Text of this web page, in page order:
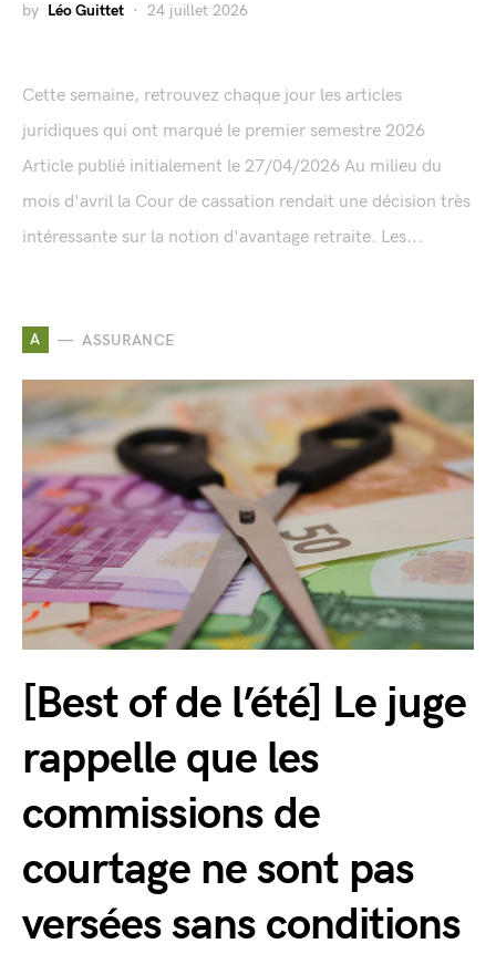
by Léo Guittet 24 juillet 2026
Cette semaine, retrouvez chaque jour les articles
juridiques qui ont marqué le premier semestre 2026
Article publié initialement le 27/04/2026 Au milieu du
mois d'avril la Cour de cassation rendait une décision très
intéressante sur la notion d'avantage retraite. Les...
A ASSURANCE
[Best of de l’été] Le juge
rappelle que les
commissions de
courtage ne sont pas
versées sans conditions